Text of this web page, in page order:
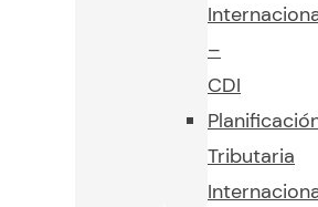
–
CDI
Tributaria